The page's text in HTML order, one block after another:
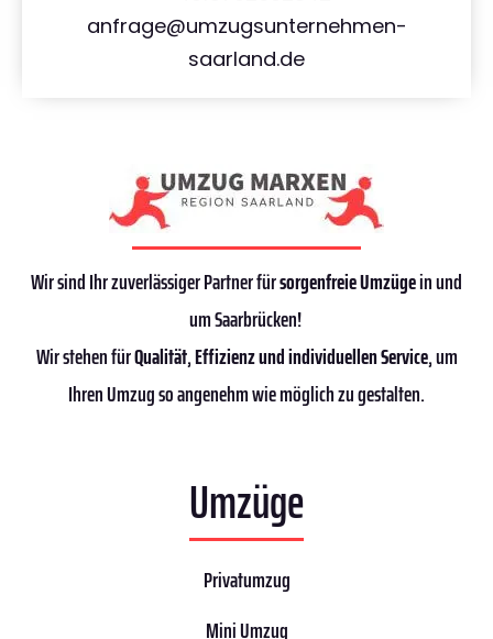
anfrage@umzugsunternehmen-
saarland.de
Wir sind Ihr zuverlässiger Partner fürsorgenfreie Umzügein und
um Saarbrücken!
Wir stehen fürQualität,Effizienzund individuellen Service, um
Ihren Umzug so angenehm wie möglich zu gestalten.
Umzüge
Privatumzug
Mini Umzug